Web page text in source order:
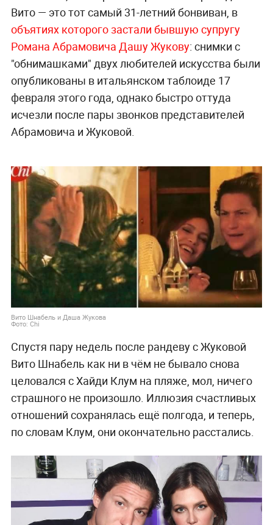
Вито — это тот самый 31-летний бонвиван, в
объятиях которого застали бывшую супругу
Романа Абрамовича Дашу Жукову: снимки с
"обнимашками" двух любителей искусства были
опубликованы в итальянском таблоиде 17
февраля этого года, однако быстро оттуда
исчезли после пары звонков представителей
Абрамовича и Жуковой.
Вито Шнабель и Даша Жукова
Фото: Chi
Спустя пару недель после рандеву с Жуковой
Вито Шнабель как ни в чём не бывало снова
целовался с Хайди Клум на пляже, мол, ничего
страшного не произошло. Иллюзия счастливых
отношений сохранялась ещё полгода, и теперь,
по словам Клум, они окончательно расстались.